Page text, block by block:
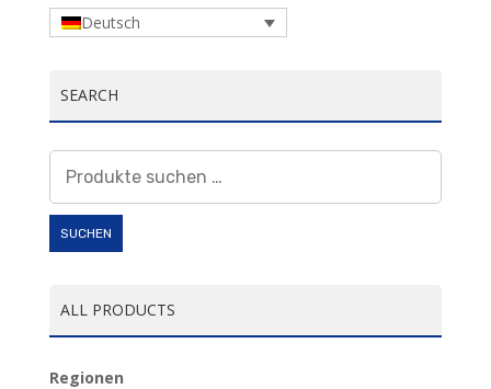
Deutsch
SEARCH
nach:
SUCHEN
ALL PRODUCTS
Regionen